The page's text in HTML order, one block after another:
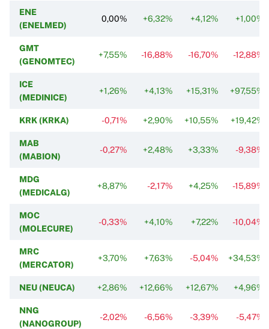
ENE
(ENELMED)
0,00% +6,32% +4,12% +1,00%
GMT
(GENOMTEC)
+7,55% -16,88% -16,70% -12,88%
ICE
(MEDINICE)
+1,26% +4,13% +15,31% +97,55%
KRK (KRKA) -0,71% +2,90% +10,55% +19,42%
MAB
(MABION)
-0,27% +2,48% +3,33% -9,38%
MDG
(MEDICALG)
+8,87% -2,17% +4,25% -15,89%
MOC
(MOLECURE)
-0,33% +4,10% +7,22% -10,04%
MRC
(MERCATOR)
+3,70% +7,63% -5,04% +34,53%
NEU (NEUCA) +2,86% +12,66% +12,67% +4,96%
NNG
(NANOGROUP)
-2,02% -6,56% -3,39% -5,47%